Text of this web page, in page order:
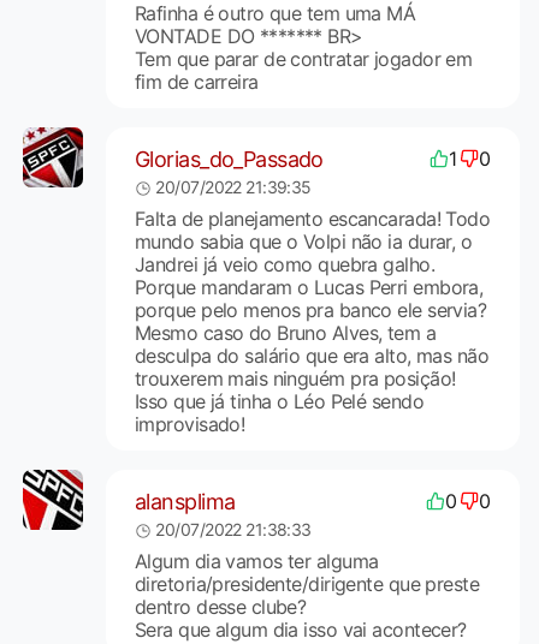
Rafinha é outro que tem uma MÁ
VONTADE DO ******* BR>
Tem que parar de contratar jogador em
fim de carreira
Glorias_do_Passado 1 0
20/07/2022 21:39:35
Falta de planejamento escancarada! Todo
mundo sabia que o Volpi não ia durar, o
Jandrei já veio como quebra galho.
Porque mandaram o Lucas Perri embora,
porque pelo menos pra banco ele servia?
Mesmo caso do Bruno Alves, tem a
desculpa do salário que era alto, mas não
trouxerem mais ninguém pra posição!
Isso que já tinha o Léo Pelé sendo
improvisado!
alansplima 0 0
20/07/2022 21:38:33
Algum dia vamos ter alguma
diretoria/presidente/dirigente que preste
dentro desse clube?
Sera que algum dia isso vai acontecer?